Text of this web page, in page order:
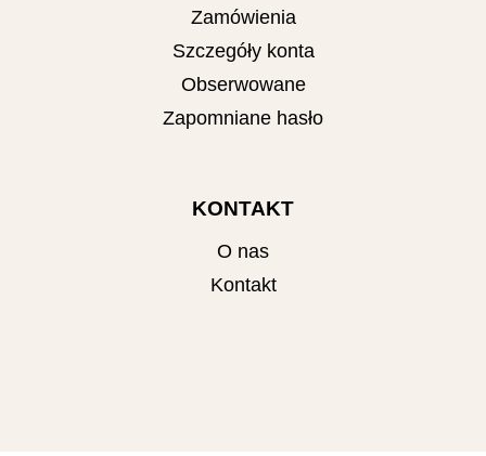
Zamówienia
Szczegóły konta
Obserwowane
Zapomniane hasło
KONTAKT
O nas
Kontakt